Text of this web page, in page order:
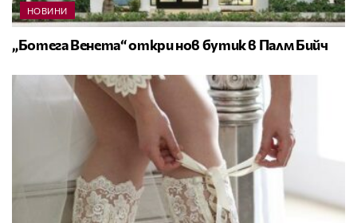
НОВИНИ
„Ботега Венета“ откри нов бутик в Палм Бийч